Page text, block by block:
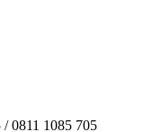
0811 1085 705